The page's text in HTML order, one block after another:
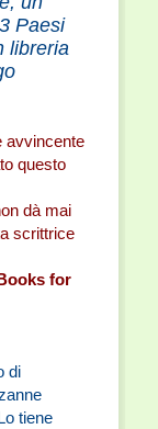
Paesi
libreria
avvincente
questo
dà mai
scrittrice
for
di
tiene